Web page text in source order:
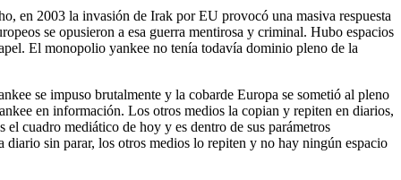
en 2003 la invasión de Irak por EU provocó una masiva respuesta
se opusieron a esa guerra mentirosa y criminal. Hubo espacios
El monopolio yankee no tenía todavía dominio pleno de la
se impuso brutalmente y la cobarde Europa se sometió al pleno
en información. Los otros medios la copian y repiten en diarios,
cuadro mediático de hoy y es dentro de sus parámetros
sin parar, los otros medios lo repiten y no hay ningún espacio